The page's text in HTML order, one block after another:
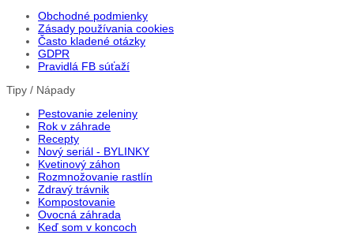
Obchodné podmienky
Zásady používania cookies
Často kladené otázky
GDPR
Pravidlá FB súťaží
Tipy / Nápady
Pestovanie zeleniny
Rok v záhrade
Recepty
Nový seriál - BYLINKY
Kvetinový záhon
Rozmnožovanie rastlín
Zdravý trávnik
Kompostovanie
Ovocná záhrada
Keď som v koncoch